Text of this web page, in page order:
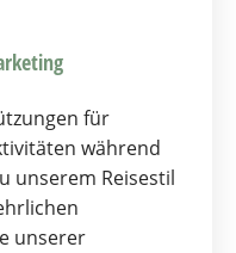
für
während
unserem Reisestil
unserer